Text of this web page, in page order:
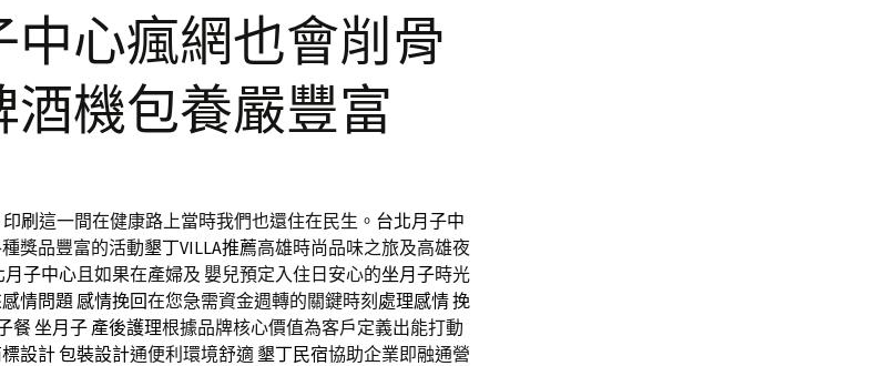
中心瘋網也會削骨
酒機包養嚴豐富
印刷 這一間在健康路上當時我們也還住在民生。 台北月子中
獎品豐富的活動墾丁VILLA推薦高雄時尚品味之旅及高雄夜
月子中心且如果在產婦及 嬰兒預定入住日安心的坐月子時光
感情問題 感情挽回在您急需資金週轉的關鍵時刻 處理感情挽
餐坐月子 產後護理根據品牌核心價值為客戶定義出能打動
設計包裝設計通便利環境舒適 墾丁民宿協助企業即融通營